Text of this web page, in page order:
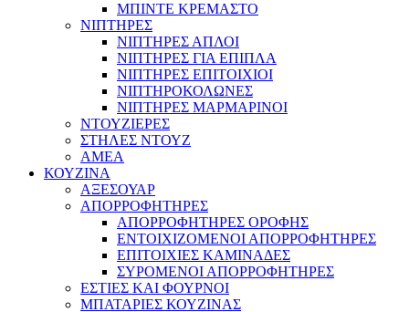
ΜΠΙΝΤΕ ΚΡΕΜΑΣΤΟ
ΝΙΠΤΗΡΕΣ
ΝΙΠΤΗΡΕΣ ΑΠΛΟΙ
ΝΙΠΤΗΡΕΣ ΓΙΑ ΕΠΙΠΛΑ
ΝΙΠΤΗΡΕΣ ΕΠΙΤΟΙΧΙΟΙ
ΝΙΠΤΗΡΟΚΟΛΩΝΕΣ
ΝΙΠΤΗΡΕΣ ΜΑΡΜΑΡΙΝΟΙ
ΝΤΟΥΖΙΕΡΕΣ
ΣΤΗΛΕΣ ΝΤΟΥΖ
ΑΜΕΑ
ΚΟΥΖΙΝΑ
ΑΞΕΣΟΥΑΡ
ΑΠΟΡΡΟΦΗΤΗΡΕΣ
ΑΠΟΡΡΟΦΗΤΗΡΕΣ ΟΡΟΦΗΣ
ΕΝΤΟΙΧΙΖΟΜΕΝΟΙ ΑΠΟΡΡΟΦΗΤΗΡΕΣ
ΕΠΙΤΟΙΧΙΕΣ ΚΑΜΙΝΑΔΕΣ
ΣΥΡΟΜΕΝΟΙ ΑΠΟΡΡΟΦΗΤΗΡΕΣ
ΕΣΤΙΕΣ ΚΑΙ ΦΟΥΡΝΟΙ
ΜΠΑΤΑΡΙΕΣ ΚΟΥΖΙΝΑΣ